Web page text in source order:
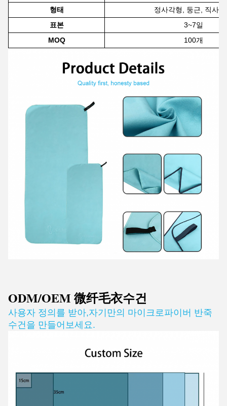
형태
정사각형, 둥근, 직사
표본
3~7일
MOQ
100개
ODM/OEM 微纤毛衣수건
사용자 정의를 받아,자기만의 마이크로파이버 반죽
수건을 만들어보세요.